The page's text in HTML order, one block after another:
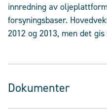
innredning av
forsyningsbaser.
2012 og 2013, men det
Dokumenter